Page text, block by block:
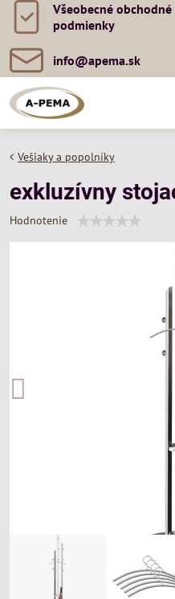
Všeobecné obchodné
podmienky
info​@apema​.sk
Vešiaky a popolníky
exkluzívny
Hodnotenie